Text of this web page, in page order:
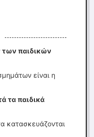
των παιδικών
είναι η
τα παιδικά
κατασκευάζονται